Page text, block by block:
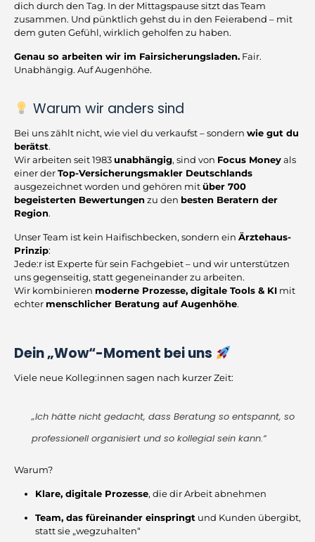
dich durch den Tag. In der Mittagspause sitzt das Team
zusammen. Und pünktlich gehst du in den Feierabend – mit
dem guten Gefühl, wirklich geholfen zu haben.
Genau so arbeiten wir im Fairsicherungsladen. Fair.
Unabhängig. Auf Augenhöhe.
Warum wir anders sind
Bei uns zählt nicht, wie viel du verkaufst – sondern wie gut du
berätst.
Wir arbeiten seit 1983unabhängig, sind von Focus Moneyals
einer derTop-Versicherungsmakler Deutschlands
ausgezeichnet worden und gehören mitüber 700
begeisterten Bewertungen zu den besten Beratern der
Region.
Unser Team ist kein Haifischbecken, sondern ein Ärztehaus-
Prinzip:
Jede:r ist Experte für sein Fachgebiet – und wir unterstützen
uns gegenseitig, statt gegeneinander zu arbeiten.
Wir kombinieren moderne Prozesse, digitale Tools & KI mit
echter menschlicher Beratung auf Augenhöhe.
Dein „Wow“-Moment bei uns
Viele neue Kolleg:innen sagen nach kurzer Zeit:
„Ich hätte nicht gedacht, dass Beratung so entspannt, so
professionell organisiert und so kollegial sein kann.“
Warum?
Klare, digitale Prozesse, die dir Arbeit abnehmen
Team, das füreinander einspringt und Kunden übergibt,
statt sie „wegzuhalten“